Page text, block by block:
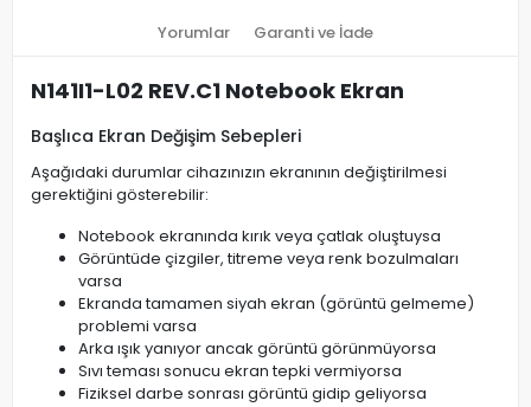
Yorumlar Garanti ve İade
N141I1-L02 REV.C1 Notebook Ekran
Başlıca Ekran Değişim Sebepleri
Aşağıdaki durumlar cihazınızın ekranının değiştirilmesi
gerektiğini gösterebilir:
Notebook ekranında kırık veya çatlak oluştuysa
Görüntüde çizgiler, titreme veya renk bozulmaları
varsa
Ekranda tamamen siyah ekran (görüntü gelmeme)
problemi varsa
Arka ışık yanıyor ancak görüntü görünmüyorsa
Sıvı teması sonucu ekran tepki vermiyorsa
Fiziksel darbe sonrası görüntü gidip geliyorsa